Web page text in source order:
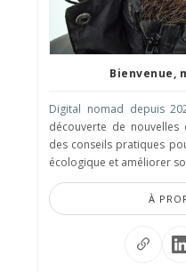
Bienvenue,
Digital nomad depuis
découverte de nouvelles
des conseils pratiques
écologique et améliorer
À